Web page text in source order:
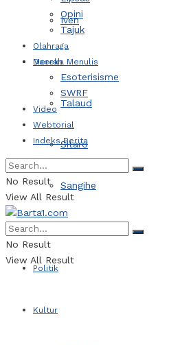
Iven
Daerah
Talaud
Sitaro
Sangihe
Politik
Kultur
Opini
Tajuk
Olahraga
Mereka Menulis
Esoterisisme
SWRF
Video
Webtorial
Indeks Berita
No Result
View All Result
No Result
View All Result